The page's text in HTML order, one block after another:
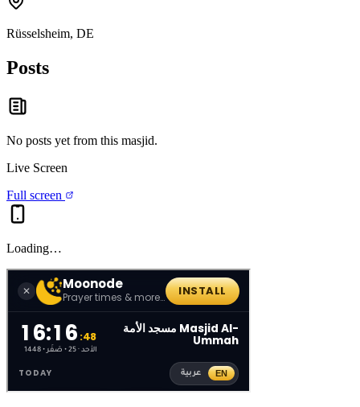
Rüsselsheim, DE
Posts
No posts yet from this masjid.
Live Screen
Full screen
Loading…